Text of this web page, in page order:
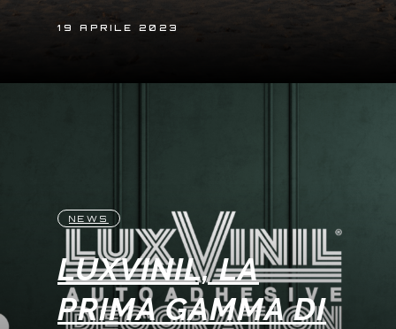
19 APRILE 2023
NEWS
LUXVINIL, LA
PRIMA GAMMA DI